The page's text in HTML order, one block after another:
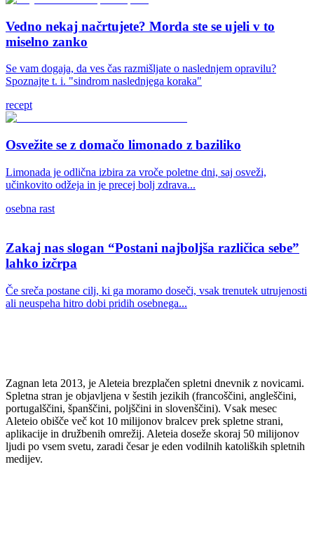
Vedno nekaj načrtujete? Morda ste se ujeli v to
miselno zanko
Se vam dogaja, da ves čas razmišljate o naslednjem opravilu?
Spoznajte t. i. "sindrom naslednjega koraka"
recept
Osvežite se z domačo limonado z baziliko
Limonada je odlična izbira za vroče poletne dni, saj osveži,
učinkovito odžeja in je precej bolj zdrava...
osebna rast
Zakaj nas slogan “Postani najboljša različica sebe”
lahko izčrpa
Če sreča postane cilj, ki ga moramo doseči, vsak trenutek utrujenosti
ali neuspeha hitro dobi pridih osebnega...
Zagnan leta 2013, je Aleteia brezplačen spletni dnevnik z novicami.
Spletna stran je objavljena v šestih jezikih (francoščini, angleščini,
portugalščini, španščini, poljščini in slovenščini). Vsak mesec
Aleteio obišče več kot 10 milijonov bralcev prek spletne strani,
aplikacije in družbenih omrežij. Aleteia doseže skoraj 50 milijonov
ljudi po vsem svetu, zaradi česar je eden vodilnih katoliških spletnih
medijev.